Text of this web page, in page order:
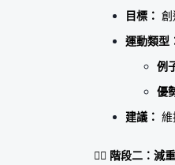
目標： 創
運動類型
例
優
建議： 維
🏋️‍♀️ 階段二：減